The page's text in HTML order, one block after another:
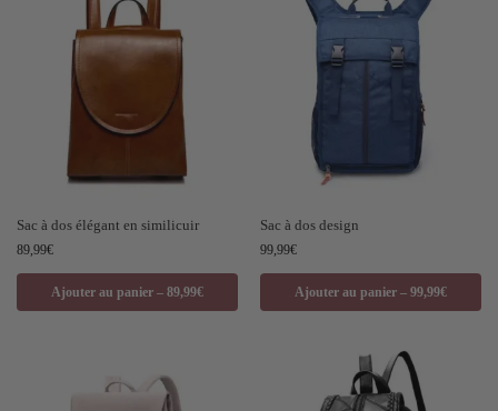
Sac à dos élégant en similicuir
89,99€
Ajouter au panier – 89,99€
Sac à dos design
99,99€
Ajouter au panier – 99,99€